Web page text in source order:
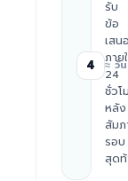
4
รับ
ข้อ
เสนอ
ภาย
24
ชั่วโ
หลัง
สัม
รอบ
สุดท้
≈ วั